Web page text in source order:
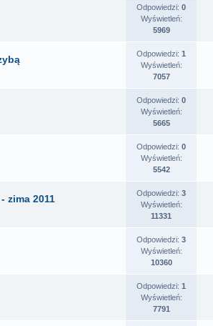
Odpowiedzi: 0
Wyświetleń:
5969
Odpowiedzi: 1
Wyświetleń:
7057
Odpowiedzi: 0
Wyświetleń:
5665
Odpowiedzi: 0
Wyświetleń:
5542
zima 2011 Odpowiedzi: 3
Wyświetleń:
11331
Odpowiedzi: 3
Wyświetleń:
10360
Odpowiedzi: 1
Wyświetleń:
7791